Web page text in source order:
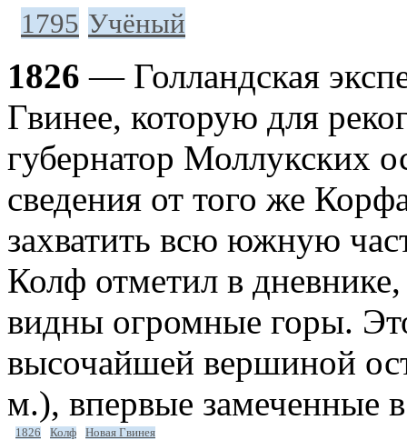
1795 Учёный
1826 — Голландская
Гвинее, которую для
губернатор Моллукских
сведения от того же
захватить всю южную
Колф отметил в
видны огромные горы.
высочайшей вершиной
м.), впервые замеченные
1826 Колф Новая Гвинея